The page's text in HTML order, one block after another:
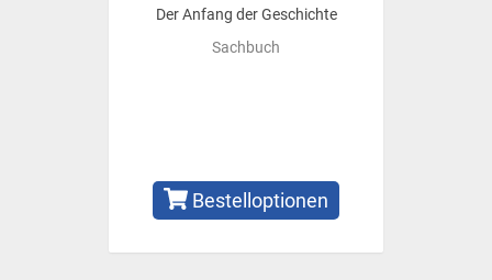
Der Anfang der Geschichte
Sachbuch
Bestelloptionen